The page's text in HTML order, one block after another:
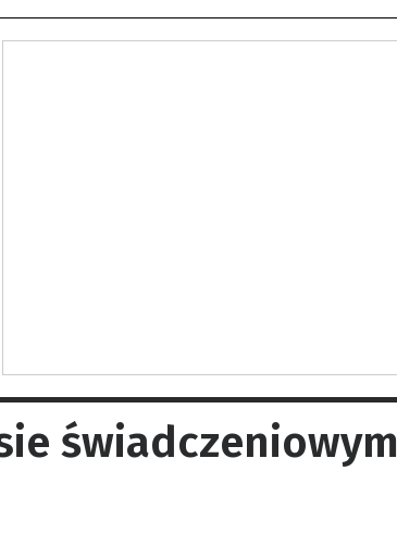
świadczeniowym